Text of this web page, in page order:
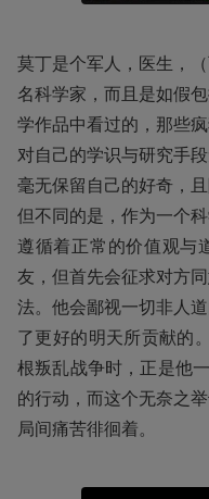
莫丁是个军人，医生，
名科学家，而且是如假
学作品中看过的，那些
对自己的学识与研究手
毫无保留自己的好奇，
但不同的是，作为一个
遵循着正常的价值观与
友，但首先会征求对方
法。他会鄙视一切非人
了更好的明天所贡献的
根叛乱战争时，正是他
的行动，而这个无奈之
局间痛苦徘徊着。